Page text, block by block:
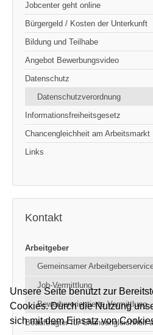
Jobcenter geht online
Bürgergeld / Kosten der Unterkunft
Bildung und Teilhabe
Angebot Bewerbungsvideo
Datenschutz
Datenschutzverordnung
Informationsfreiheitsgesetz
Chancengleichheit am Arbeitsmarkt
Links
Kontakt
Arbeitgeber
Gemeinsamer
Job-Vermittlung
Bewerberorientierte Vermittlung
Beauftragter für Chancengleichheit
Unsere Seite benutzt zur
Cookies. Durch die Nutzung
sich mit dem Einsatz von